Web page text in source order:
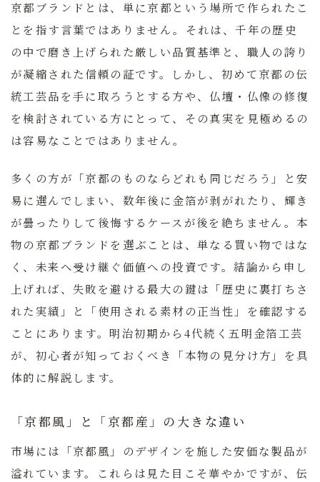
京都ブランドとは、単に京都という場所で作られたこ
とを指す言葉ではありません。それは、千年の歴史
の中で磨き上げられた厳しい品質基準と、職人の誇り
が凝縮された信頼の証です。しかし、初めて京都の伝
統工芸品を手に取ろうとする方や、仏壇・仏像の修復
を検討されている方にとって、その真実を見極めるの
は容易なことではありません。
多くの方が「京都のものならどれも同じだろう」と安
易に選んでしまい、数年後に金箔が剥がれたり、輝き
が曇ったりして後悔するケースが後を絶ちません。本
物の京都ブランドを選ぶことは、単なる買い物ではな
く、未来へ受け継ぐ価値への投資です。結論から申し
上げれば、 失敗を避ける最大の鍵は「歴史に裏打ちさ
れた実績」と「使用される素材の正当性」を確認する
こと にあります。明治初期から4代続く五明金箔工芸
が、初心者が知っておくべき「本物の見分け方」を具
体的に解説します。
「京都風」と「京都産」の大きな違い
市場には「京都風」のデザインを施した安価な製品が
溢れています。これらは見た目こそ華やかですが、伝